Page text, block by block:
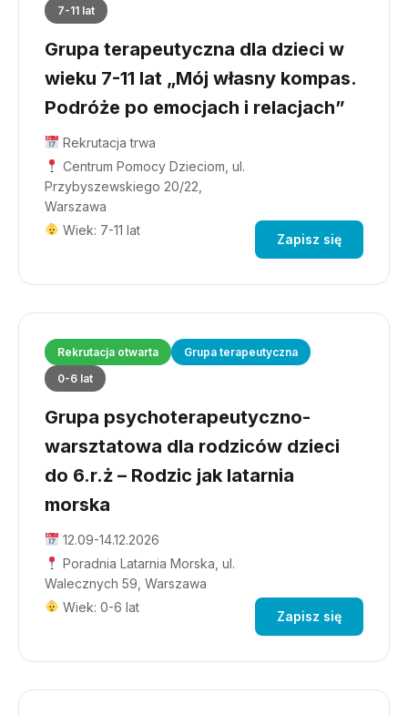
7-11 lat
Grupa terapeutyczna dla dzieci w
wieku 7-11 lat „Mój własny kompas.
Podróże po emocjach i relacjach”
Rekrutacja trwa
Centrum Pomocy Dzieciom, ul.
Przybyszewskiego 20/22,
Warszawa
Wiek: 7-11 lat
Zapisz się
Rekrutacja otwarta
Grupa terapeutyczna
0-6 lat
Grupa psychoterapeutyczno-
warsztatowa dla rodziców dzieci
do 6.r.ż – Rodzic jak latarnia
morska
12.09-14.12.2026
Poradnia Latarnia Morska, ul.
Walecznych 59, Warszawa
Wiek: 0-6 lat
Zapisz się